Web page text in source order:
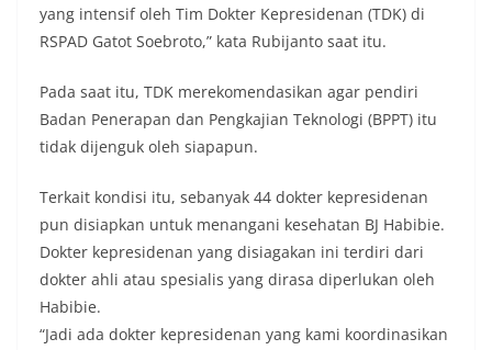
yang intensif oleh Tim Dokter Kepresidenan (TDK) di
RSPAD Gatot Soebroto,” kata Rubijanto saat itu.
Pada saat itu, TDK merekomendasikan agar pendiri
Badan Penerapan dan Pengkajian Teknologi (BPPT) itu
tidak dijenguk oleh siapapun.
Terkait kondisi itu, sebanyak 44 dokter kepresidenan
pun disiapkan untuk menangani kesehatan BJ Habibie.
Dokter kepresidenan yang disiagakan ini terdiri dari
dokter ahli atau spesialis yang dirasa diperlukan oleh
Habibie.
“Jadi ada dokter kepresidenan yang kami koordinasikan